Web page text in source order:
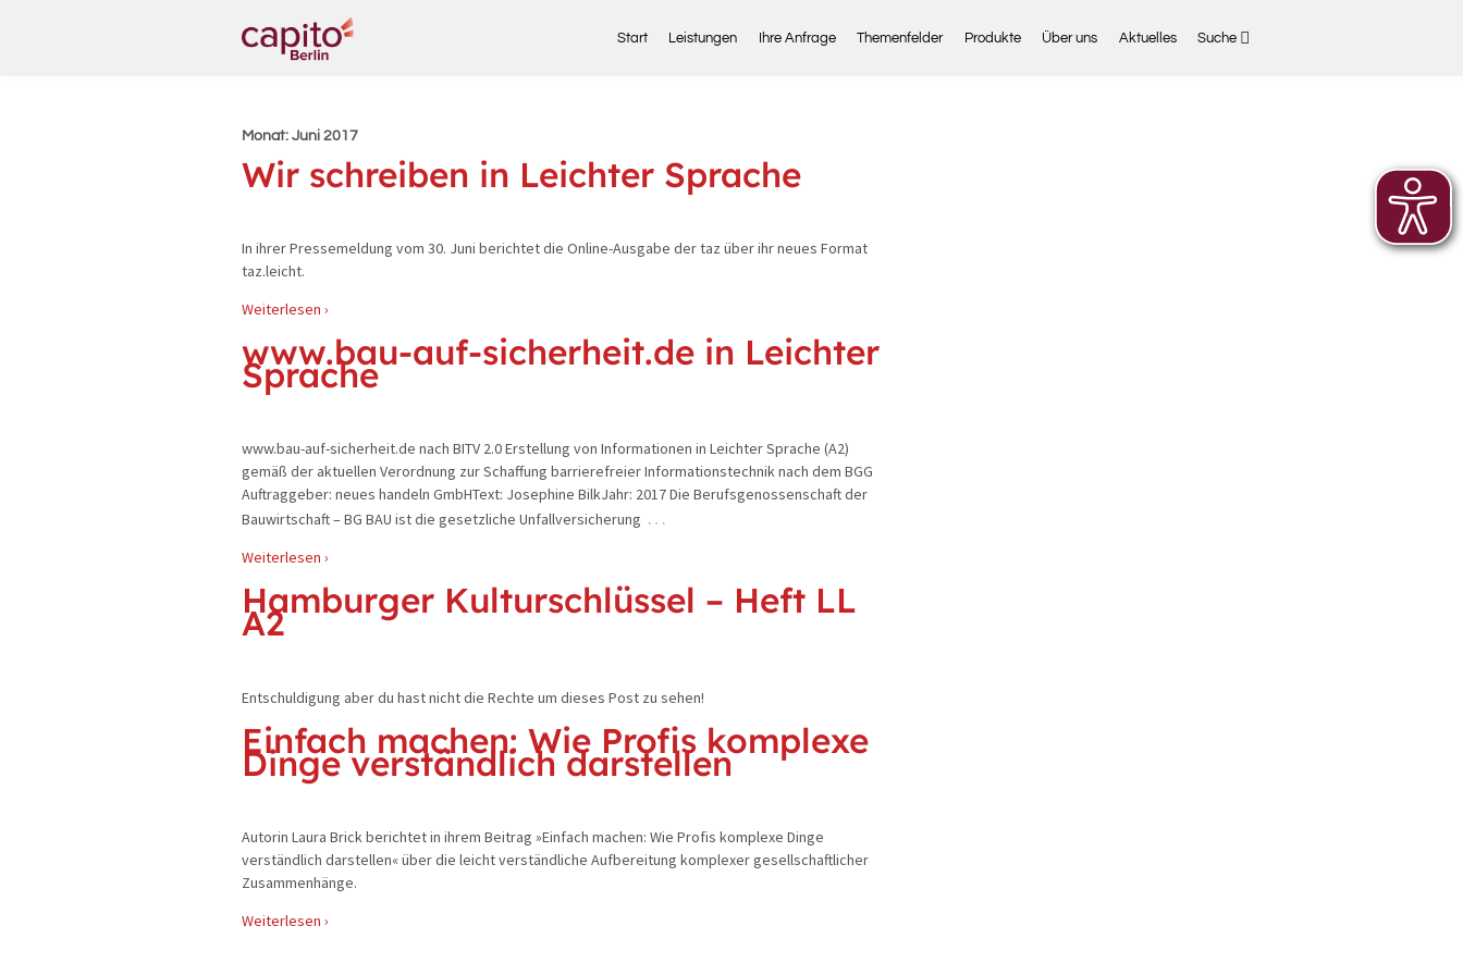
Start Leistungen Ihre Anfrage Themenfelder Produkte Über uns Aktuelles Suche
Monat: Juni 2017
Wir schreiben in Leichter Sprache
In ihrer Pressemeldung vom 30. Juni berichtet die Online-Ausgabe der taz über ihr neues Format
taz.leicht.
Weiterlesen ›
www.bau-auf-sicherheit.de in Leichter
Sprache
www.bau-auf-sicherheit.de nach BITV 2.0 Erstellung von Informationen in Leichter Sprache (A2)
gemäß der aktuellen Verordnung zur Schaffung barrierefreier Informationstechnik nach dem BGG
Auftraggeber: neues handeln GmbHText: Josephine BilkJahr: 2017 Die Berufsgenossenschaft der
Bauwirtschaft – BG BAU ist die gesetzliche Unfallversicherung …
Weiterlesen ›
Hamburger Kulturschlüssel – Heft LL
A2
Entschuldigung aber du hast nicht die Rechte um dieses Post zu sehen!
Einfach machen: Wie Profis komplexe
Dinge verständlich darstellen
Autorin Laura Brick berichtet in ihrem Beitrag »Einfach machen: Wie Profis komplexe Dinge
verständlich darstellen« über die leicht verständliche Aufbereitung komplexer gesellschaftlicher
Zusammenhänge.
Weiterlesen ›